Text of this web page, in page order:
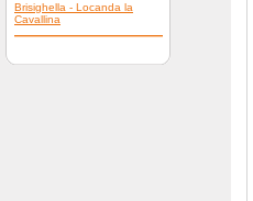
Brisighella - Locanda la
Cavallina